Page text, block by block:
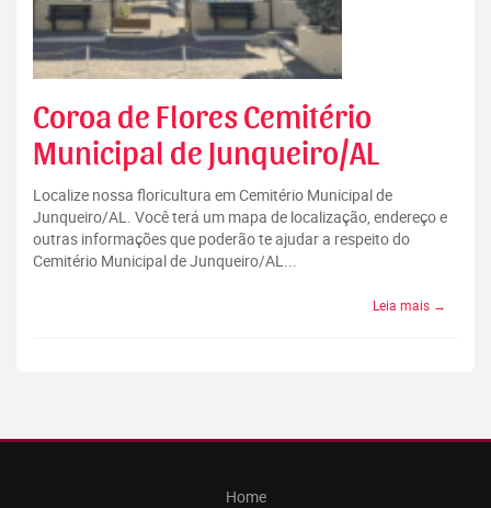
Coroa de Flores Cemitério
Municipal de Junqueiro/AL
Localize nossa floricultura em Cemitério Municipal de
Junqueiro/AL. Você terá um mapa de localização, endereço e
outras informações que poderão te ajudar a respeito do
Cemitério Municipal de Junqueiro/AL...
Leia mais →
Home